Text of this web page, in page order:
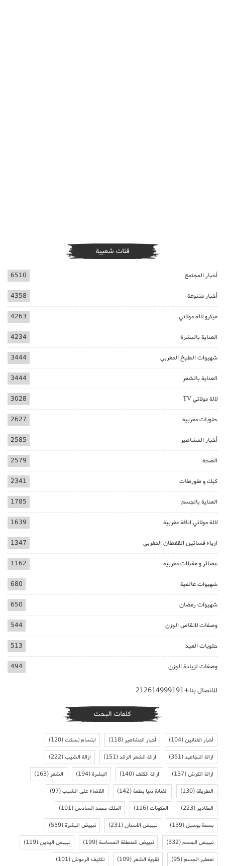
فئات شعبية
أخبار المجتمع 6510
أخبار متنوعة 4358
ميكرو لالة مولاتي 4263
العناية بالبشرة 4234
شهيوات الطبخ المغربي 3444
العناية بالشعر 3444
لالة مولاتي TV 3028
حلويات مغربية 2627
أخبار المشاهير 2585
الصحة 2579
كيك و طورطات 2341
العناية بالجسم 1785
لالة مولاتي اناقة مغربية 1639
ازياء فساتين القفطان المغربي 1347
عصائر و مقبلات مغربية 1162
شهيوات عالمية 680
شهيوات رمضان 650
وصفات لانقاص الوزن 544
حلويات العيد 513
وصفات لزيادة الوزن 494
للاتصال بنا+212614999191
كلمات البحث
أخبار الفنانين(104) أخبار المشاهير(118) ابتسام تسكت(120)
ازالة التجاعيد(351) ازالة الشعر الزائد(151) ازالة الشيب(222)
ازالة الكرش(137) ازالة الكلف(140) البشرة(194) الشعر(163)
الطريقة(130) الفنانة دنيا بطمة(142) القضاء على الشيب(97)
المقادير(223) المكونات(116) الملك محمد السادس(101)
بسمة بوسيل(139) تبييض الاسنان(231) تبييض البشرة(559)
تبييض الجسم(332) تبييض المنطقة الحساسة(199) تبييض اليدين(119)
تعطير الجسم(95) تقوية الشعر(109) تكثيف الرموش(101)